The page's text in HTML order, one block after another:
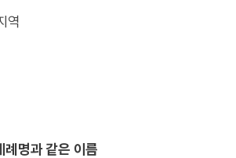
역
례명과 같은 이름